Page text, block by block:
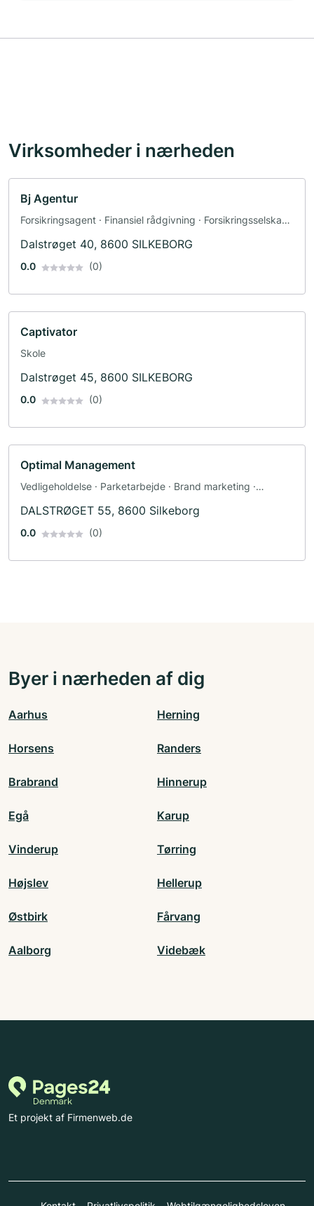
Virksomheder i nærheden
Bj Agentur
Forsikringsagent · Finansiel rådgivning · Forsikringsselskab ·
Dalstrøget 40, 8600 SILKEBORG
0.0 (0)
Captivator
Skole
Dalstrøget 45, 8600 SILKEBORG
0.0 (0)
Optimal Management
Vedligeholdelse · Parketarbejde · Brand marketing ·
DALSTRØGET 55, 8600 Silkeborg
0.0 (0)
Byer i nærheden af dig
Aarhus Herning
Horsens Randers
Brabrand Hinnerup
Egå Karup
Vinderup Tørring
Højslev Hellerup
Østbirk Fårvang
Aalborg Videbæk
Et projekt af Firmenweb.de